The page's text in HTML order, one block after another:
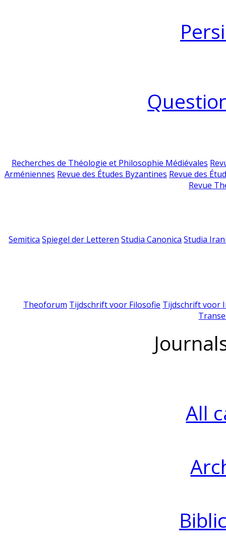
Recherches de Théologie et Philosophie Médiévales
Arméniennes Revue des Études Byzantines Revue des
Revue
Semitica Spiegel der Letteren Studia Canonica Studia
Theoforum Tijdschrift voor Filosofie Tijdschrift voor
All